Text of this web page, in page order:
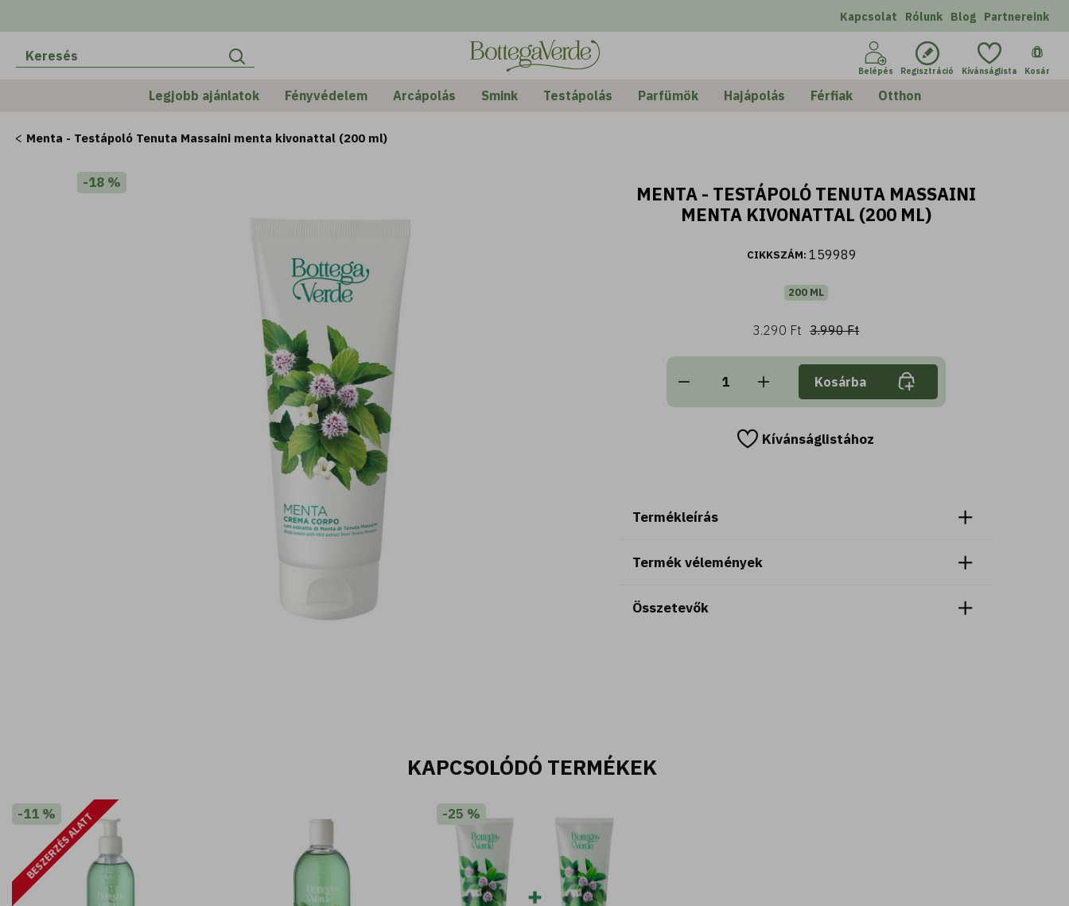
Kapcsolat Rólunk Blog Partnereink
Belépés Regisztráció Kívánságlista
0
Kosár
Legjobb ajánlatok Fényvédelem Arcápolás Smink Testápolás Parfümök Hajápolás Férfiak Otthon
Menta - Testápoló Tenuta Massaini menta kivonattal (200 ml)
-18 %
MENTA - TESTÁPOLÓ TENUTA MASSAINI
MENTA KIVONATTAL (200 ML)
CIKKSZÁM: 159989
200 ML
3.290 Ft 3.990 Ft
Kosárba
Kívánságlistához
Termékleírás
Termék vélemények
Összetevők
KAPCSOLÓDÓ TERMÉKEK
BESZERZÉS ALATT
-11 % -25 %